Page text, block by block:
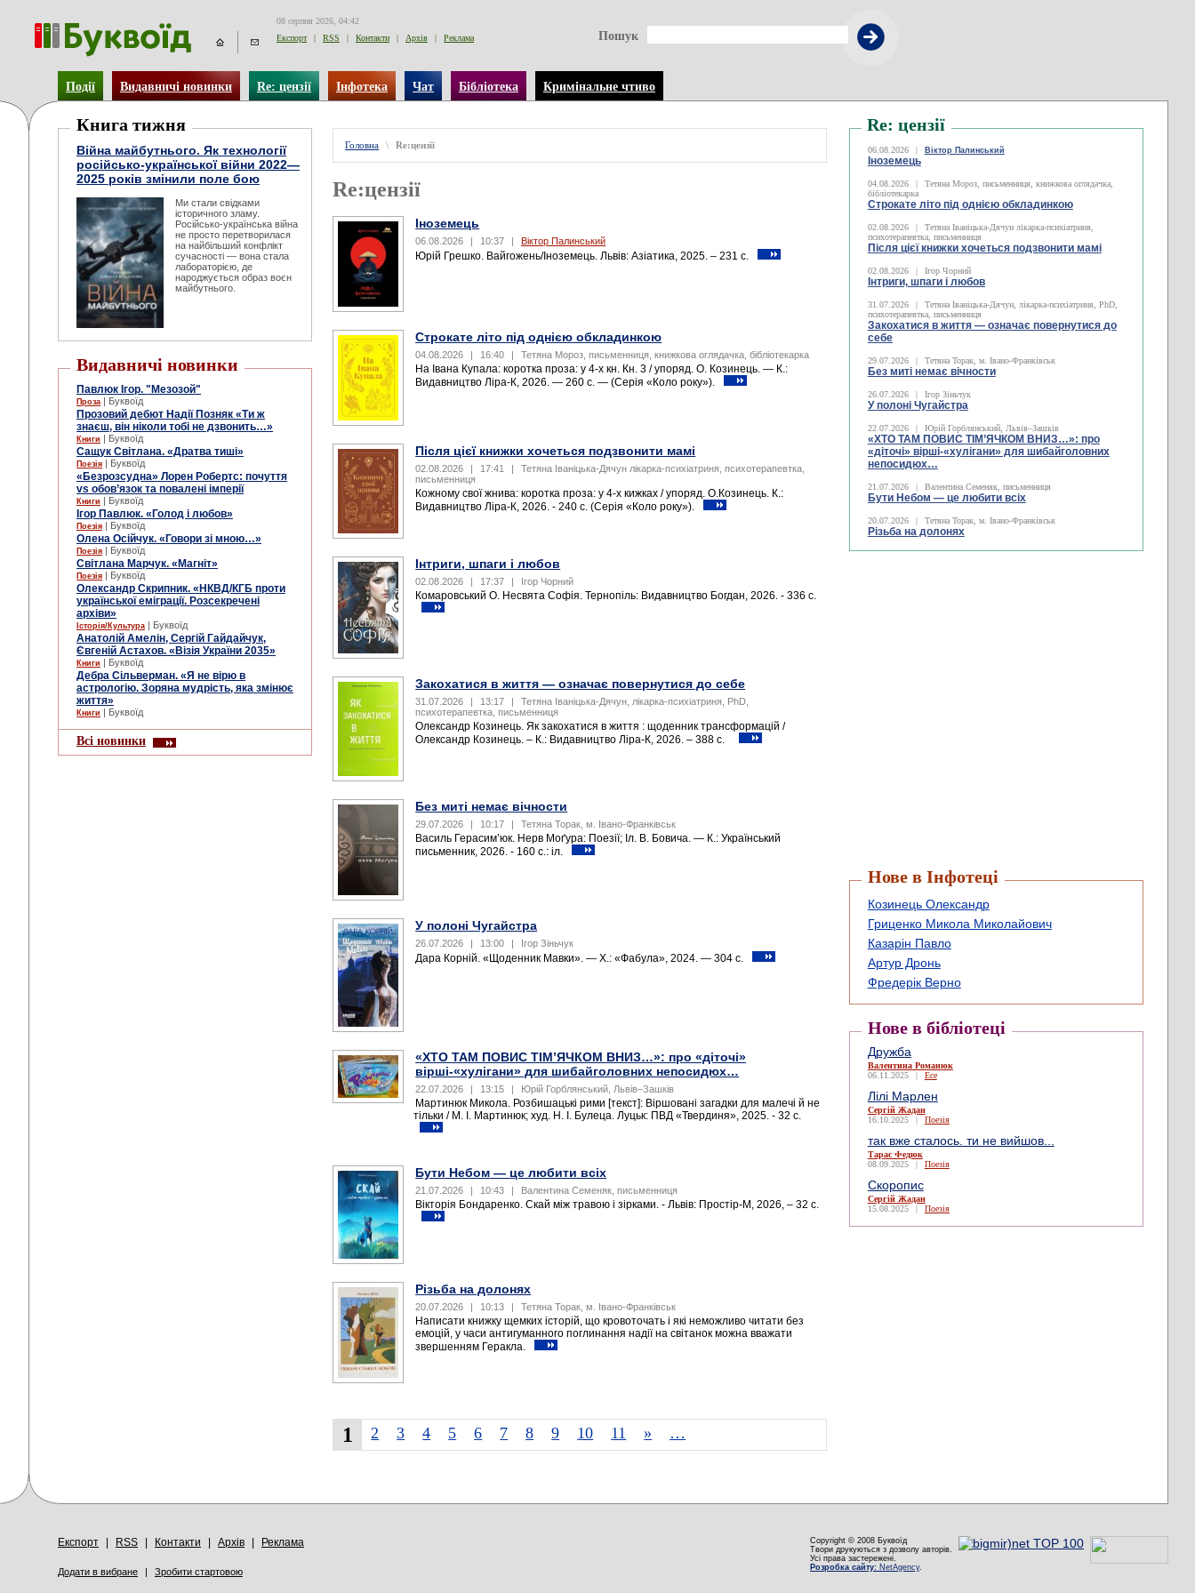
08 серпня 2026, 04:42
Експорт
| RSS | Контакти | Архів | Реклама Пошук
Події Видавничі новинки Re: цензії Інфотека Чат Бібліотека Кримінальне чтиво
Книга тижня
Війна майбутнього. Як технології
російсько-української війни 2022—
2025 років змінили поле бою
Ми стали свідками
історичного зламу.
Російсько-українська війна
не просто перетворилася
на найбільший конфлікт
сучасності — вона стала
лабораторією, де
народжується образ воєн
майбутнього.
Видавничі новинки
Павлюк Ігор. "Мезозой"
Проза | Буквоїд
Прозовий дебют Надії Позняк «Ти ж
знаєш, він ніколи тобі не дзвонить…»
Книги | Буквоїд
Сащук Світлана. «Дратва тиші»
Поезія | Буквоїд
«Безрозсудна» Лорен Робертс: почуття
vs обов’язок та повалені імперії
Книги | Буквоїд
Ігор Павлюк. «Голод і любов»
Поезія | Буквоїд
Олена Осійчук. «Говори зі мною…»
Поезія | Буквоїд
Світлана Марчук. «Магніт»
Поезія | Буквоїд
Олександр Скрипник. «НКВД/КГБ проти
української еміграції. Розсекречені
архіви»
Історія/Культура | Буквоїд
Анатолій Амелін, Сергій Гайдайчук,
Євгеній Астахов. «Візія України 2035»
Книги | Буквоїд
Дебра Сільверман. «Я не вірю в
астрологію. Зоряна мудрість, яка змінює
життя»
Книги | Буквоїд
Всі новинки
Головна \ Re:цензії
Re:цензії
Іноземець
06.08.2026 | 10:37 | Віктор Палинський
Юрій Грешко. Вайгожень/Іноземець. Львів: Азіатика, 2025. – 231 с.
Строкате літо під однією обкладинкою
04.08.2026 | 16:40 | Тетяна Мороз, письменниця, книжкова оглядачка, бібліотекарка
На Івана Купала: коротка проза: у 4-х кн. Кн. 3 / упоряд. О. Козинець. — К.:
Видавництво Ліра-К, 2026. — 260 с. — (Серія «Коло року»).
Після цієї книжки хочеться подзвонити мамі
02.08.2026 | 17:41 |
Тетяна Іваніцька-Дячун лікарка-психіатриня, психотерапевтка,
письменниця
Кожному свої жнива: коротка проза: у 4-х кижках / упоряд. О.Козинець. К.:
Видавництво Ліра-К, 2026. - 240 с. (Серія «Коло року»).
Інтриги, шпаги і любов
02.08.2026 | 17:37 | Ігор Чорний
Комаровський О. Несвята Софія. Тернопіль: Видавництво Богдан, 2026. - 336 с.
Закохатися в життя — означає повернутися до себе
31.07.2026 | 13:17 |
Тетяна Іваніцька-Дячун, лікарка-психіатриня, PhD,
психотерапевтка, письменниця
Олександр Козинець. Як закохатися в життя : щоденник трансформацій /
Олександр Козинець. – К.: Видавництво Ліра-К, 2026. – 388 с.
Без миті немає вічности
29.07.2026 10:17 Тетяна Торак, м. Івано-Франківськ
Василь Герасим’юк. Нерв Моґура: Поезії; Іл. В. Бовича. — К.: Український
письменник, 2026. - 160 с.: іл.
У полоні Чугайстра
26.07.2026 13:00 Ігор Зіньчук
Дара Корній. «Щоденник Мавки». — Х.: «Фабула», 2024. — 304 с.
«ХТО ТАМ ПОВИС ТІМ’ЯЧКОМ ВНИЗ…»: про «діточі»
вірші-«хулігани» для шибайголовних непосидюх…
22.07.2026 | 13:15 | Юрій Горблянський, Львів–Зашків
Мартинюк Микола. Розбишацькі рими [текст]: Віршовані загадки для малечі й не
тільки / М. І. Мартинюк; худ. Н. І. Булеца. Луцьк: ПВД «Твердиня», 2025. - 32 с.
Бути Небом ― це любити всіх
21.07.2026 | 10:43 | Валентина Семеняк, письменниця
Вікторія Бондаренко. Скай між травою і зірками. - Львів: Простір-М, 2026, – 32 с.
Різьба на долонях
20.07.2026 | 10:13 | Тетяна Торак, м. Івано-Франківськ
Написати книжку щемких історій, що кровоточать і які неможливо читати без
емоцій, у часи антигуманного поглинання надії на світанок можна вважати
звершенням Геракла.
1 2 3 4 5 6 7 8 9 10 11 » …
Re: цензії
06.08.2026 | Віктор Палинський
Іноземець
04.08.2026 |
Тетяна Мороз, письменниця, книжкова оглядачка,
бібліотекарка
Строкате літо під однією обкладинкою
02.08.2026 |
Тетяна Іваніцька-Дячун лікарка-психіатриня,
психотерапевтка, письменниця
Після цієї книжки хочеться подзвонити мамі
02.08.2026 | Ігор Чорний
Інтриги, шпаги і любов
31.07.2026 |
Тетяна Іваніцька-Дячун, лікарка-психіатриня, PhD,
психотерапевтка, письменниця
Закохатися в життя — означає повернутися до
себе
29.07.2026 | Тетяна Торак, м. Івано-Франківськ
Без миті немає вічности
26.07.2026 | Ігор Зіньчук
У полоні Чугайстра
22.07.2026 | Юрій Горблянський, Львів–Зашків
«ХТО ТАМ ПОВИС ТІМ’ЯЧКОМ ВНИЗ…»: про
«діточі» вірші-«хулігани» для шибайголовних
непосидюх…
21.07.2026 | Валентина Семеняк, письменниця
Бути Небом ― це любити всіх
20.07.2026 | Тетяна Торак, м. Івано-Франківськ
Різьба на долонях
Нове в Інфотеці
Козинець Олександр
Гриценко Микола Миколайович
Казарін Павло
Артур Дронь
Фредерік Верно
Нове в бібліотеці
Дружба
Валентина Романюк
06.11.2025
| Есе
Лілі Марлен
Сергій Жадан
16.10.2025
| Поезія
так вже сталось. ти не вийшов...
Тарас Федюк
08.09.2025
| Поезія
Скоропис
Сергій Жадан
15.08.2025
| Поезія
Copyright © 2008 Буквоїд
Твори друкуються з дозволу авторів.
Усі права застережені.
Розробка сайту: NetAgency.
Експорт | RSS | Контакти | Архів | Реклама
Додати в вибране | Зробити стартовою